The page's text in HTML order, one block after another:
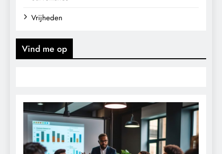
Vrijheden
Vind me op